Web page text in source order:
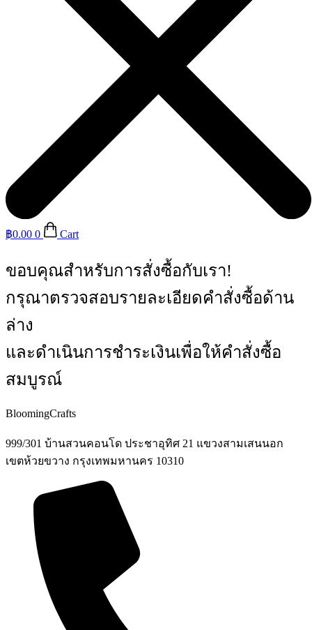
฿0.00 0 Cart
ขอบคุณสำหรับการสั่งซื้อกับเรา!
กรุณาตรวจสอบรายละเอียดคำสั่งซื้อด้าน
ล่าง
และดำเนินการชำระเงินเพื่อให้คำสั่งซื้อ
สมบูรณ์
BloomingCrafts
999/301 บ้านสวนคอนโด ประชาอุทิศ 21 แขวงสามเสนนอก
เขตห้วยขวาง กรุงเทพมหานคร 10310